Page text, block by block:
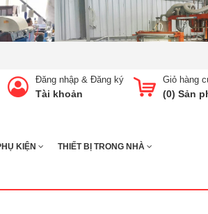
Giỏ hàng
(0) Sản
Đăng nhập & Đăng ký
Tài khoản
KIỆN THIẾT BỊ TRONG NHÀ